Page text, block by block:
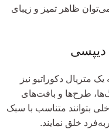
ظاهر تمیز و زیبای
دیپسی
متریال دکوراتیو نیز
طرح‌ها و بافت‌های
بتوانند متناسب با سبک
خلق نمایند.